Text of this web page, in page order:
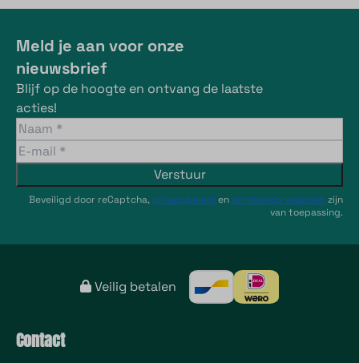
Meld je aan voor onze
nieuwsbrief
Blijf op de hoogte en ontvang de laatste
acties!
Verstuur
Beveiligd door reCaptcha, privacybeleid en servicevoorwaardenzijn
van toepassing.
Veilig betalen
Contact